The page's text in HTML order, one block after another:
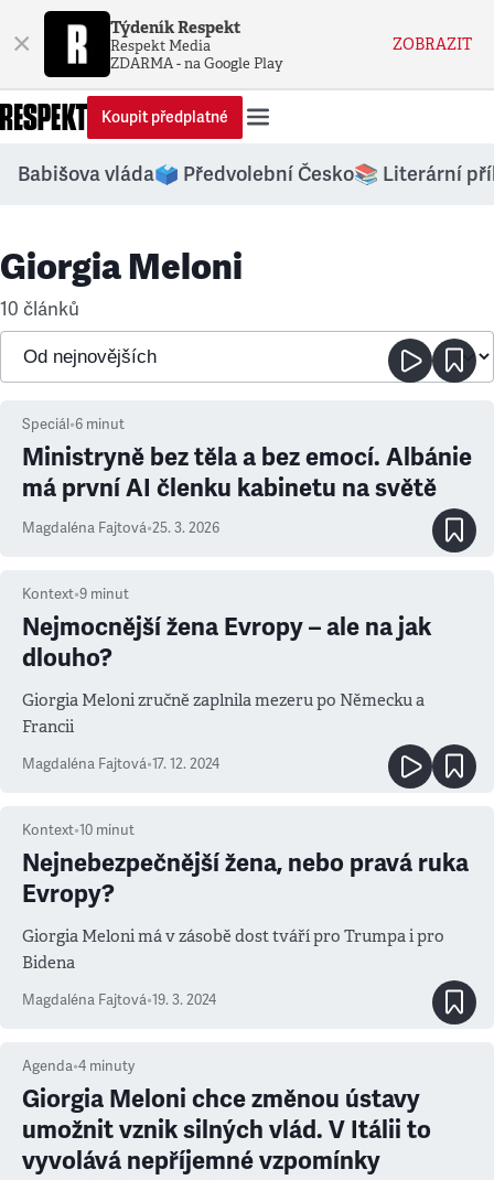
× Týdeník Respekt
Respekt Media
ZDARMA - na Google Play
ZOBRAZIT
Koupit předplatné
Babišova vláda🗳️ Předvolební Česko📚 Literární
Giorgia Meloni
10 článků
Speciál •6 minut
Ministryně bez těla a bez emocí. Albánie
má první AI členku kabinetu na světě
Magdaléna Fajtová•25. 3. 2026
Kontext•9 minut
Nejmocnější žena Evropy – ale na jak
dlouho?
Giorgia Meloni zručně zaplnila mezeru po Německu a
Francii
Magdaléna Fajtová•17. 12. 2024
Kontext•10 minut
Nejnebezpečnější žena, nebo pravá ruka
Evropy?
Giorgia Meloni má v zásobě dost tváří pro Trumpa i pro
Bidena
Magdaléna Fajtová•19. 3. 2024
Agenda•4 minuty
Giorgia Meloni chce změnou ústavy
umožnit vznik silných vlád. V Itálii to
vyvolává nepříjemné vzpomínky